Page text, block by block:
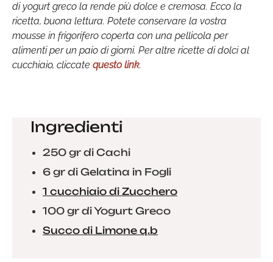
di yogurt greco la rende più dolce e cremosa. Ecco la
ricetta, buona lettura. Potete conservare la vostra
mousse in frigorifero coperta con una pellicola per
alimenti per un paio di giorni. Per altre ricette di dolci al
cucchiaio, cliccate questo link.
Ingredienti
250 gr di Cachi
6 gr di Gelatina in Fogli
1 cucchiaio di Zucchero
100 gr di Yogurt Greco
Succo di Limone q.b